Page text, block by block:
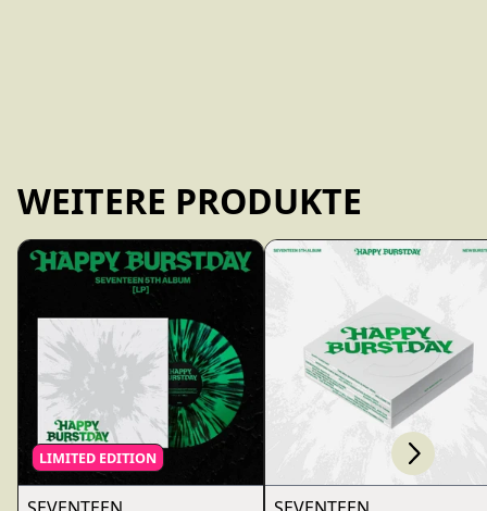
WEITERE PRODUKTE
LIMITED EDITION
Scroll right